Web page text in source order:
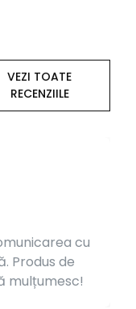
VEZI TOATE
RECENZIILE
cu
Produs de
mulțumesc!